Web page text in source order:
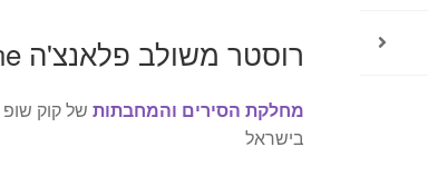
רוסטר משולב פלאנצ'ה Soltam Mineral Stone
מחלקת הסירים והמחבתות של קוק
בישראל